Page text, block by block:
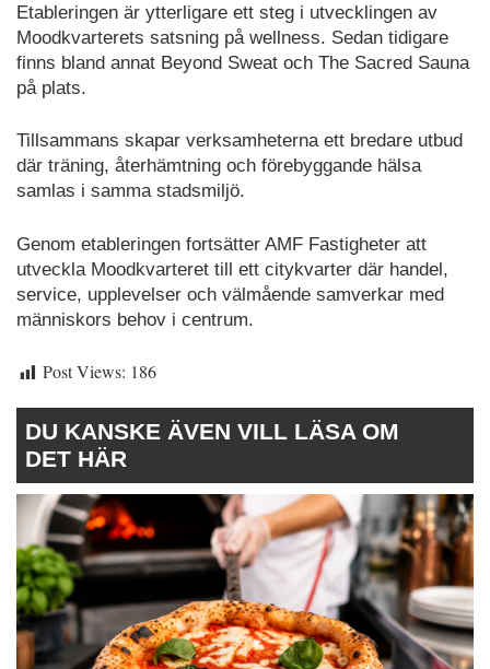
Etableringen är ytterligare ett steg i utvecklingen av
Moodkvarterets satsning på wellness. Sedan tidigare
finns bland annat Beyond Sweat och The Sacred Sauna
på plats.
Tillsammans skapar verksamheterna ett bredare utbud
där träning, återhämtning och förebyggande hälsa
samlas i samma stadsmiljö.
Genom etableringen fortsätter AMF Fastigheter att
utveckla Moodkvarteret till ett citykvarter där handel,
service, upplevelser och välmående samverkar med
människors behov i centrum.
Post Views: 186
DU KANSKE ÄVEN VILL LÄSA OM
DET HÄR